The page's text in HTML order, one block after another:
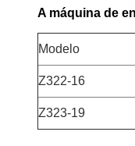
A máquina de
Modelo
Z322-16
Z323-19